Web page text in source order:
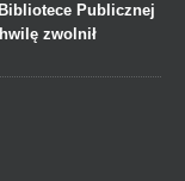
Publicznej
zwolnił